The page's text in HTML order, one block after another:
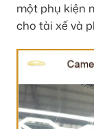
một phụ kiện
cho tài xế và